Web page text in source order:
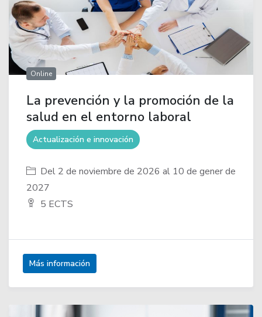
Online
La prevención y la promoción de la
salud en el entorno laboral
Actualización e innovación
Del 2 de noviembre de 2026 al 10 de gener de
2027
5 ECTS
Más información